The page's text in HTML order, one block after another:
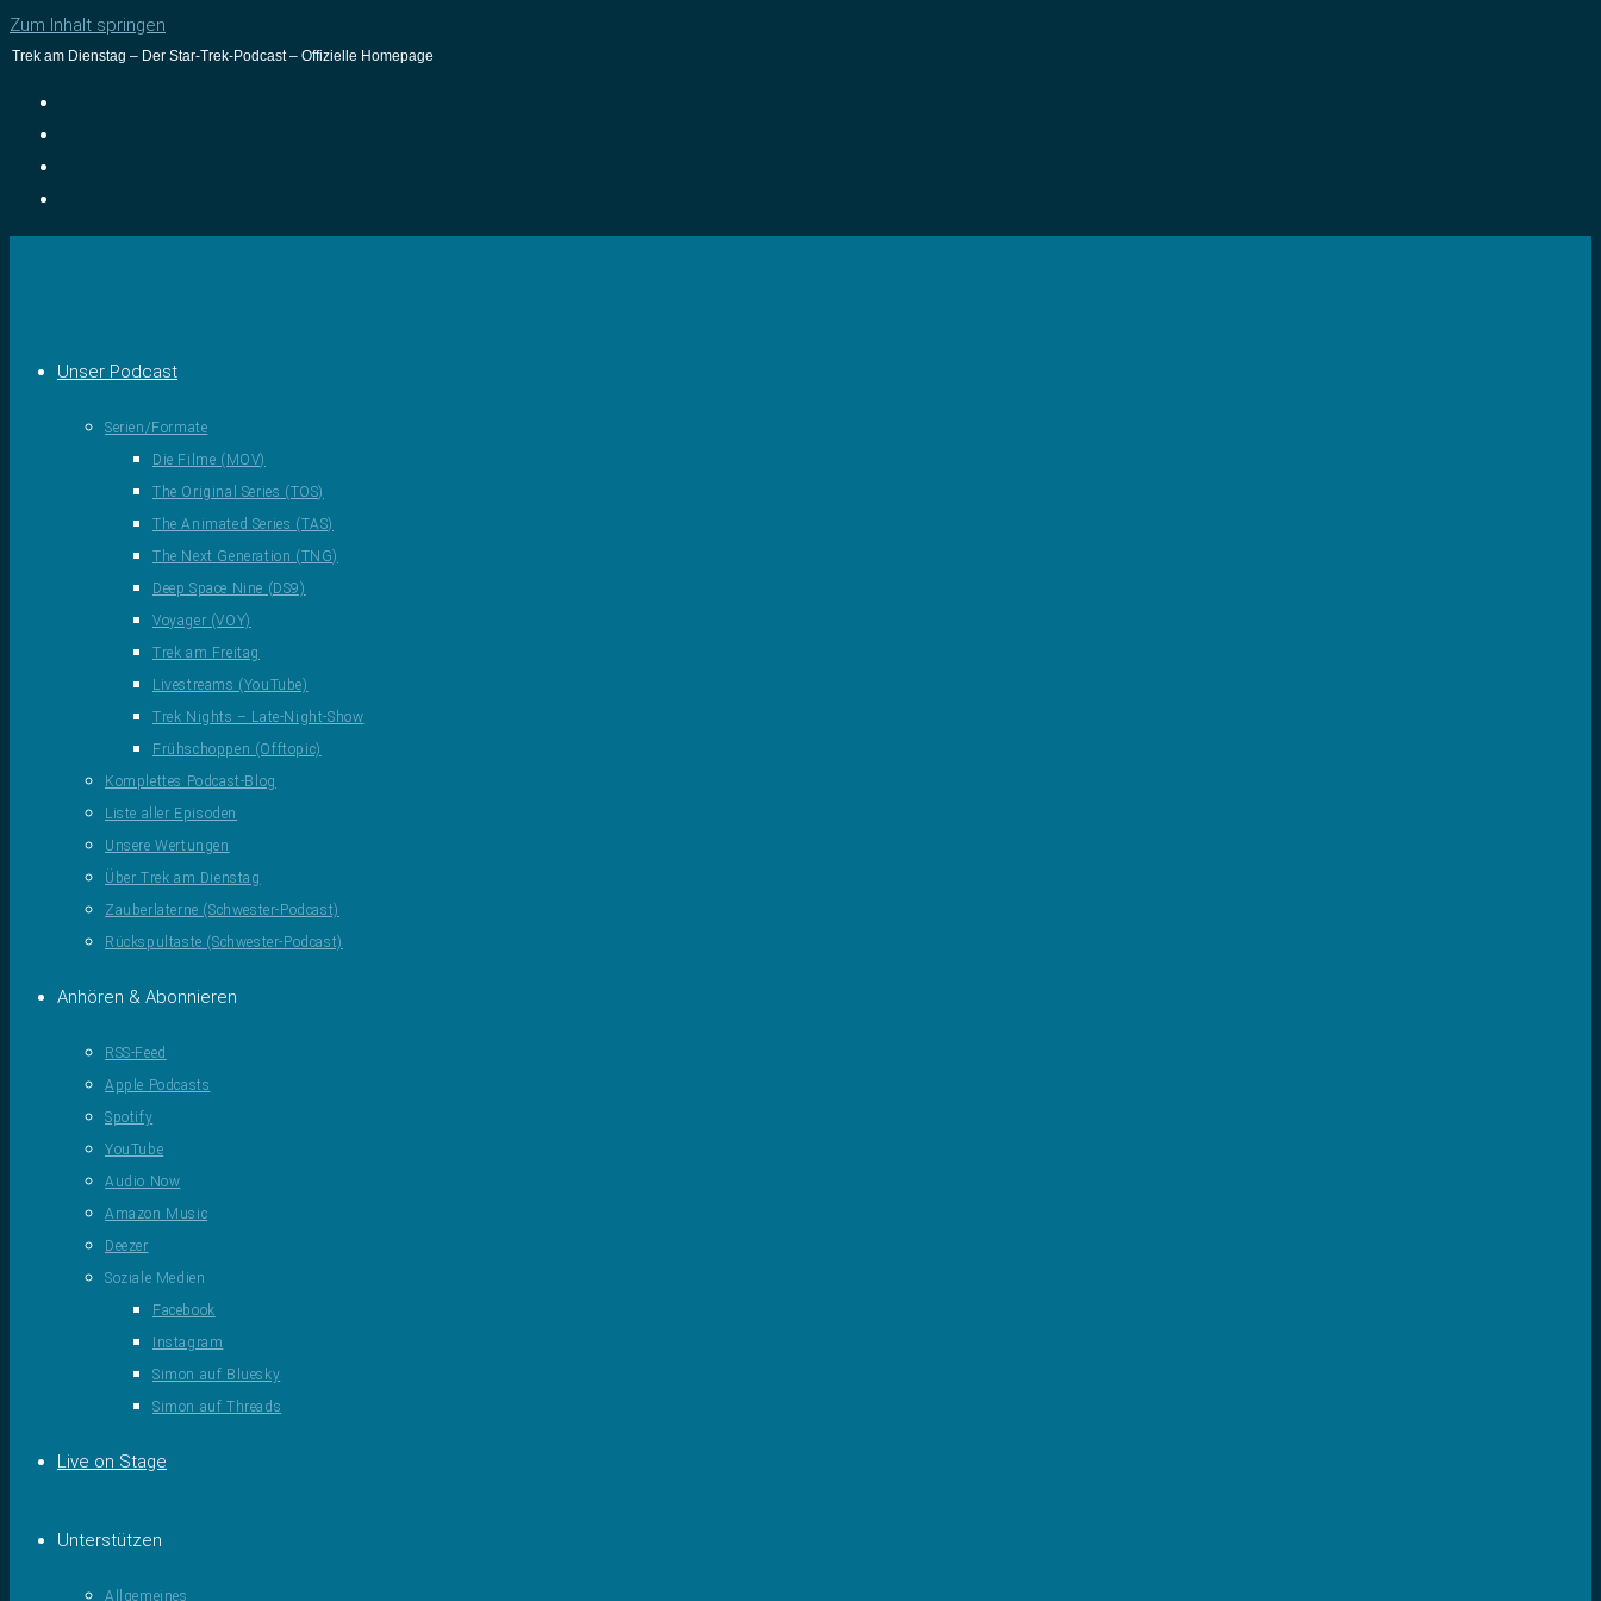
Zum Inhalt springen
Trek am Dienstag – Der Star-Trek-Podcast – Offizielle Homepage
Unser Podcast
Serien/Formate
Die Filme (MOV)
The Original Series (TOS)
The Animated Series (TAS)
The Next Generation (TNG)
Deep Space Nine (DS9)
Voyager (VOY)
Trek am Freitag
Livestreams (YouTube)
Trek Nights – Late-Night-Show
Frühschoppen (Offtopic)
Komplettes Podcast-Blog
Liste aller Episoden
Unsere Wertungen
Über Trek am Dienstag
Zauberlaterne (Schwester-Podcast)
Rückspultaste (Schwester-Podcast)
Anhören & Abonnieren
RSS-Feed
Apple Podcasts
Spotify
YouTube
Audio Now
Amazon Music
Deezer
Soziale Medien
Facebook
Instagram
Simon auf Bluesky
Simon auf Threads
Live on Stage
Unterstützen
Allgemeines